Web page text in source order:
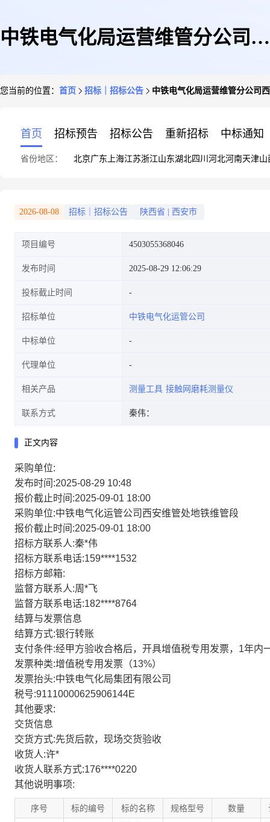
中铁电气化局运营维管分公司西
您当前的位置： 首页 招标｜招标公告 中铁电气化局运营维管分公司
首页 招标预告 招标公告 重新招标 中标通知
省份地区： 北京广东 上海江苏浙江山东湖北四川 河北河南天津山
2026-08-08 招标｜招标公告 陕西省 西安市
项目编号 4503055368046
发布时间 2025-08-29 12:06:29
投标截止时间
招标单位 中铁电气化运管公司
中标单位
代理单位
相关产品 测量工具 接触网磨耗测量仪
联系方式 秦伟：
正文内容
采购单位:
发布时间:2025-08-29 10:48
报价截止时间:2025-09-01 18:00
采购单位:中铁电气化运管公司西安维管处地铁维管段
报价截止时间:2025-09-01 18:00
招标方联系人:秦*伟
招标方联系电话:159****1532
招标方邮箱:
监督方联系人:周*飞
监督方联系电话:182****8764
结算与发票信息
结算方式:银行转账
支付条件:经甲方验收合格后，开具增值税专用发票，1年内
发票种类:增值税专用发票（13%）
发票抬头:中铁电气化局集团有限公司
税号:91110000625906144E
其他要求:
交货信息
交货方式:先货后款，现场交货验收
收货人:许*
收货人联系方式:176****0220
其他说明事项:
序号 标的编号 标的名称 规格型号 数量